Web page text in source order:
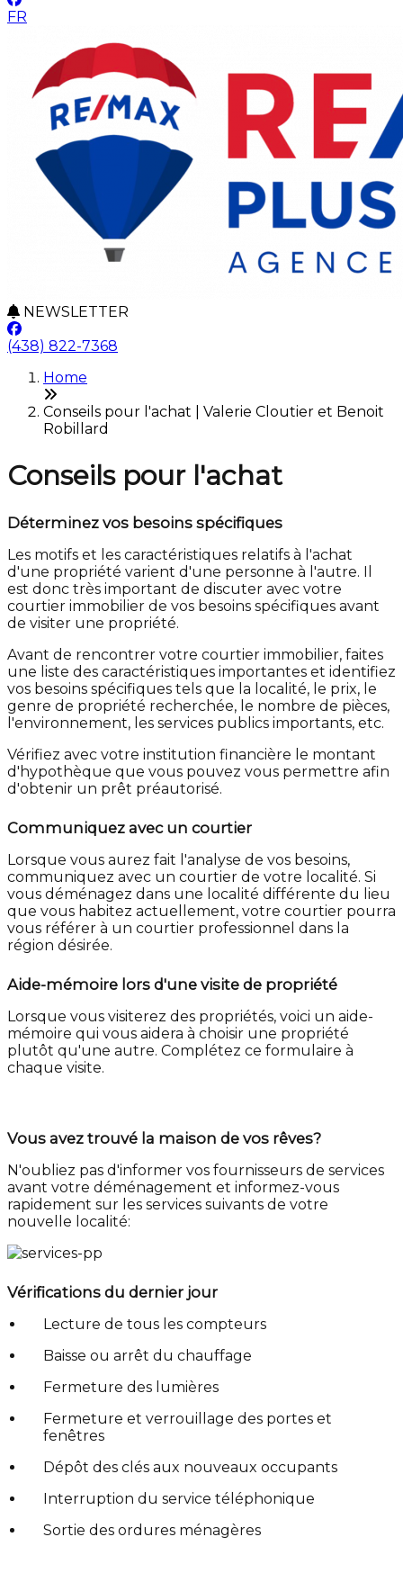
FR
NEWSLETTER
(438) 822-7368
Home
Conseils pour l'achat | Valerie Cloutier et Benoit
Robillard
Conseils pour l'achat
Déterminez vos besoins spécifiques
Les motifs et les caractéristiques relatifs à l'achat
d'une propriété varient d'une personne à l'autre. Il
est donc très important de discuter avec votre
courtier immobilier de vos besoins spécifiques avant
de visiter une propriété.
Avant de rencontrer votre courtier immobilier, faites
une liste des caractéristiques importantes et identifiez
vos besoins spécifiques tels que la localité, le prix, le
genre de propriété recherchée, le nombre de pièces,
l'environnement, les services publics importants, etc.
Vérifiez avec votre institution financière le montant
d'hypothèque que vous pouvez vous permettre afin
d'obtenir un prêt préautorisé.
Communiquez avec un courtier
Lorsque vous aurez fait l'analyse de vos besoins,
communiquez avec un courtier de votre localité. Si
vous déménagez dans une localité différente du lieu
que vous habitez actuellement, votre courtier pourra
vous référer à un courtier professionnel dans la
région désirée.
Aide-mémoire lors d'une visite de propriété
Lorsque vous visiterez des propriétés, voici un aide-
mémoire qui vous aidera à choisir une propriété
plutôt qu'une autre. Complétez ce formulaire à
chaque visite.
Vous avez trouvé la maison de vos rêves?
N'oubliez pas d'informer vos fournisseurs de services
avant votre déménagement et informez-vous
rapidement sur les services suivants de votre
nouvelle localité:
Vérifications du dernier jour
Lecture de tous les compteurs
Baisse ou arrêt du chauffage
Fermeture des lumières
Fermeture et verrouillage des portes et
fenêtres
Dépôt des clés aux nouveaux occupants
Interruption du service téléphonique
Sortie des ordures ménagères